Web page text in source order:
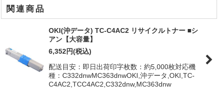
関連商品
OKI(沖データ) TC-C4AC2 リサイクルトナー ■シ
アン【大容量】
6,352円(税込)
配送目安：即日出荷印字枚数：約5,000枚対応機
種：C332dnwMC363dnwOKI,沖データ,OKI,TC-
C4AC2,TCC4AC2,C332dnw,MC363dnw